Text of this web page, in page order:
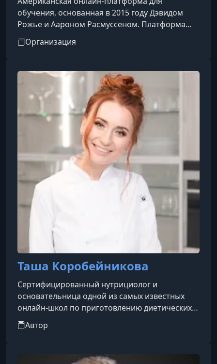
обучения, основанная в 2015 году Дэвидом
Рожье и Аароном Расмуссеном. Платформа
предоставляет доступ к видеокурсам,
созданным и представленным мировыми
областях.​Особенности
платформы:Преподаватели: Среди
инструкторов — известные личности, такие как
Гордон Рамзи (кулинария), Маргарет Этвуд
(писательство), Мартин Скорсезе
(кинорежиссура), Серена Уильямс (теннис),
Организация
Таша Коробейникова
Сертифицированный нутрициолог и
основательница одной из самых известных
онлайн-школ по приготовлению диетических
десертов Tasha’s Cake School.Пережила личный
опыт аллергии и знает, как важно выбирать
вегетарианствоПриверженка осознанного и
Автор